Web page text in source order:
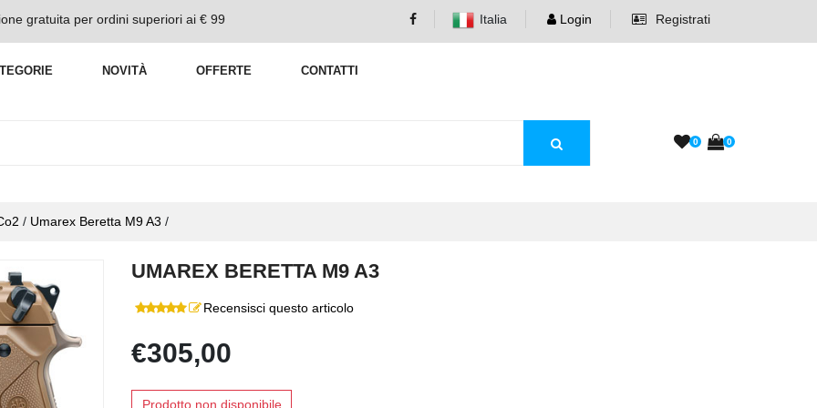
gratuita per ordini superiori ai € 99 Italia Login Registrati
NOVITÀ OFFERTE CONTATTI
0 0
/ Umarex Beretta M9 A3 /
UMAREX BERETTA M9 A3
Recensisci questo articolo
€305,00
Prodotto non disponibile